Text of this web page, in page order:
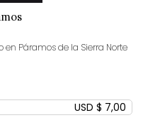
Páramos de la Sierra Norte
USD $ 7,00